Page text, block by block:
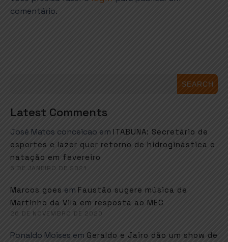
comentário.
SEARCH
Latest Comments
José Matos conceicao em ITABUNA: Secretário de
esportes e lazer quer retorno de hidroginástica e
natação em fevereiro
6 DE JANEIRO DE 2021
Marcos goes em Faustão sugere música de
Martinho da Vila em resposta ao MEC
26 DE NOVEMBRO DE 2020
Ronaldo Moises em Geraldo e Jairo dão um show de